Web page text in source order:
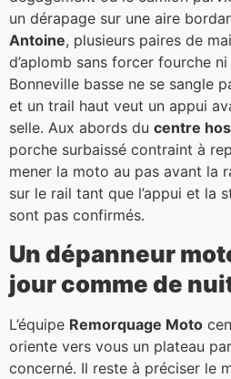
un dérapage sur une aire
Antoine, plusieurs paires de
d’aplomb sans forcer fourche
Bonneville basse ne se sangle
et un trail haut veut un appui
selle. Aux abords du centre
porche surbaissé contraint à
mener la moto au pas avant la
sur le rail tant que l’appui et la
sont pas confirmés.
Un dépanneur
jour comme de
L’équipe Remorquage Moto
oriente vers vous un plateau
concerné. Il reste à préciser le